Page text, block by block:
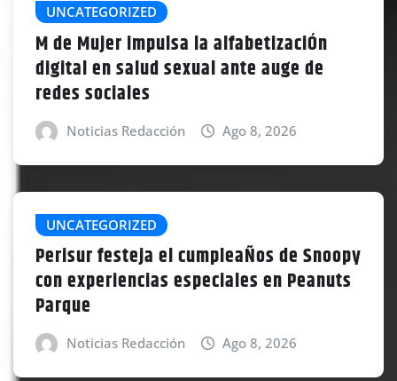
UNCATEGORIZED
M de Mujer impulsa la alfabetizaciÓn
digital en salud sexual ante auge de
redes sociales
Noticias Redacción Ago 8, 2026
UNCATEGORIZED
Perisur festeja el cumpleaÑos de Snoopy
con experiencias especiales en Peanuts
Parque
Noticias Redacción Ago 8, 2026